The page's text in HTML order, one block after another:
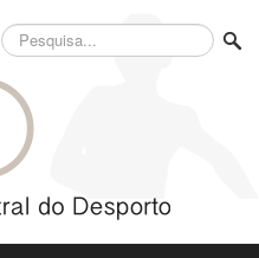
Pesquisa...